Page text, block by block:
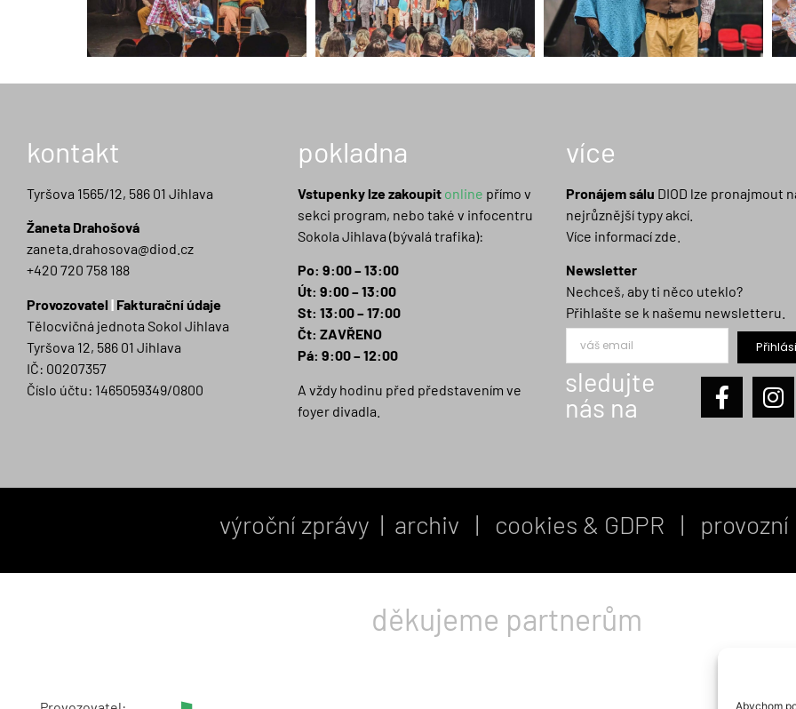
Abychom
kontakt
Tyršova 1565/12, 586 01 Jihlava
Žaneta Drahošová
zaneta.drahosova@diod.cz
+420 720 758 188
Provozovatel | Fakturační údaje
Tělocvičná jednota Sokol Jihlava
Tyršova 12, 586 01 Jihlava
IČ: 00207357
Číslo účtu: 1465059349/0800
pokladna
Vstupenky lze zakoupit online přímo v
sekci program, nebo také v infocentru
Sokola Jihlava (bývalá trafika):
Po: 9:00 – 13:00
Út: 9:00 – 13:00
St: 13:00 – 17:00
Čt: ZAVŘENO
Pá: 9:00 – 12:00
A vždy hodinu před představením ve
foyer divadla.
více
Pronájem sálu DIOD lze pronajmout
nejrůznější typy akcí.
Více informací zde.
Newsletter
Nechceš, aby ti něco uteklo?
Přihlašte se k našemu newsletteru.
sledujte
nás na
výroční zprávy | archiv | cookies & GDPR | provozní
děkujeme partnerům